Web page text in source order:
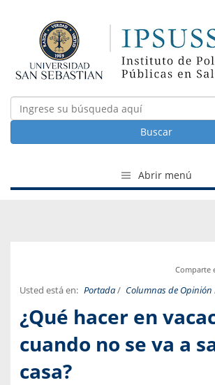
Buscar
Abrir menú
Comparte
Usted está en: Portada/ Columnas de Opinión
¿Qué hacer en
cuando no se va a
casa?